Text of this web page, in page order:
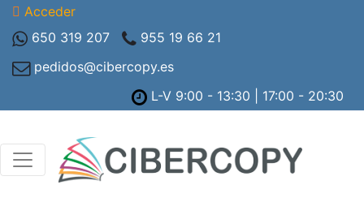
Acceder
650 319 207
955 19 66 21
pedidos@cibercopy.es
L-V 9:00 - 13:30 | 17:00 - 20:30